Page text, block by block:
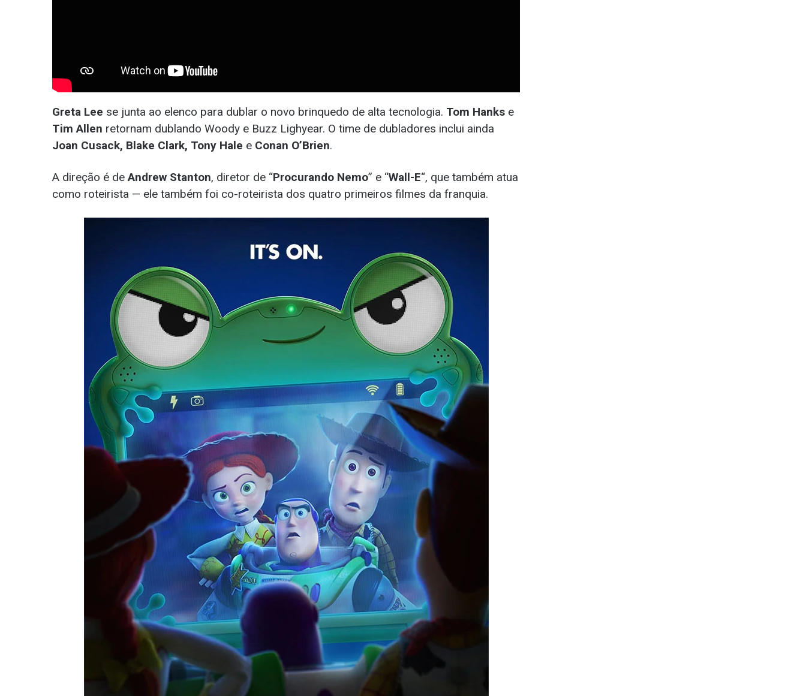
Greta Lee se junta ao elenco para dublar o novo brinquedo de alta tecnologia. Tom Hanks e
Tim Allen retornam dublando Woody e Buzz Lighyear. O time de dubladores inclui ainda
Joan Cusack, Blake Clark, Tony Hale e Conan O’Brien.
A direção é deAndrew Stanton, diretor de “Procurando Nemo” e “Wall-E“, que também atua
como roteirista — ele também foi co-roteirista dos quatro primeiros filmes da franquia.